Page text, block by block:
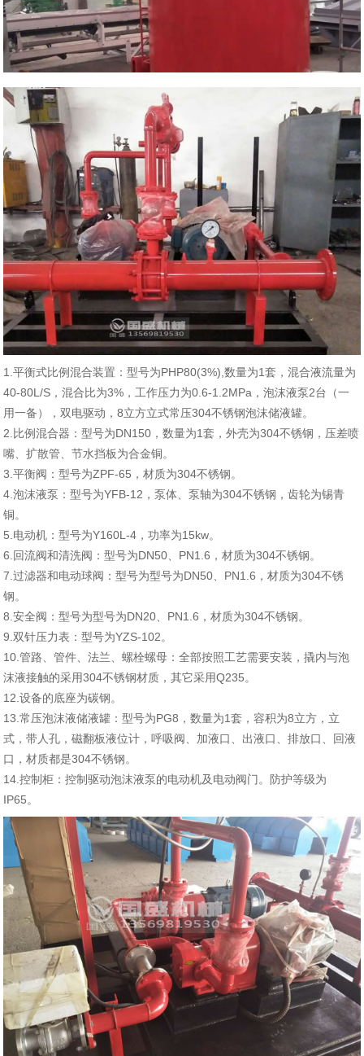
1.平衡式比例混合装置：型号为PHP80(3%),数量为1套，混合液流量为
40-80L/S，混合比为3%，工作压力为0.6-1.2MPa，泡沫液泵2台（一
用一备），双电驱动，8立方立式常压304不锈钢泡沫储液罐。
2.比例混合器：型号为DN150，数量为1套，外壳为304不锈钢，压差喷
嘴、扩散管、节水挡板为合金铜。
3.平衡阀：型号为ZPF-65，材质为304不锈钢。
4.泡沫液泵：型号为YFB-12，泵体、泵轴为304不锈钢，齿轮为锡青
铜。
5.电动机：型号为Y160L-4，功率为15kw。
6.回流阀和清洗阀：型号为DN50、PN1.6，材质为304不锈钢。
7.过滤器和电动球阀：型号为型号为DN50、PN1.6，材质为304不锈
钢。
8.安全阀：型号为型号为DN20、PN1.6，材质为304不锈钢。
9.双针压力表：型号为YZS-102。
10.管路、管件、法兰、螺栓螺母：全部按照工艺需要安装，撬内与泡
沫液接触的采用304不锈钢材质，其它采用Q235。
12.设备的底座为碳钢。
13.常压泡沫液储液罐：型号为PG8，数量为1套，容积为8立方，立
式，带人孔，磁翻板液位计，呼吸阀、加液口、出液口、排放口、回液
口，材质都是304不锈钢。
14.控制柜：控制驱动泡沫液泵的电动机及电动阀门。防护等级为
IP65。